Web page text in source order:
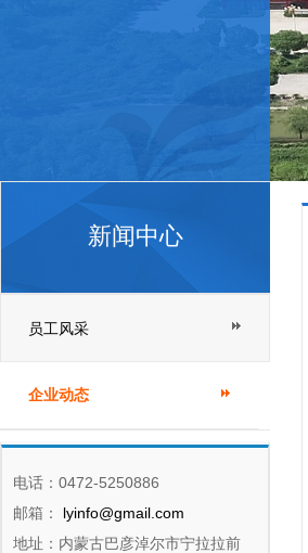
新闻中心
员工风采
企业动态
电话：0472-5250886
邮箱：
lyinfo@gmail.com
地址：内蒙古巴彦淖尔市宁拉拉前